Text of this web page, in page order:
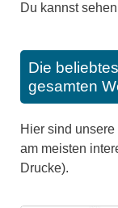
Du kannst sehen
Die
gesamten
Hier sind
am meisten
Drucke).